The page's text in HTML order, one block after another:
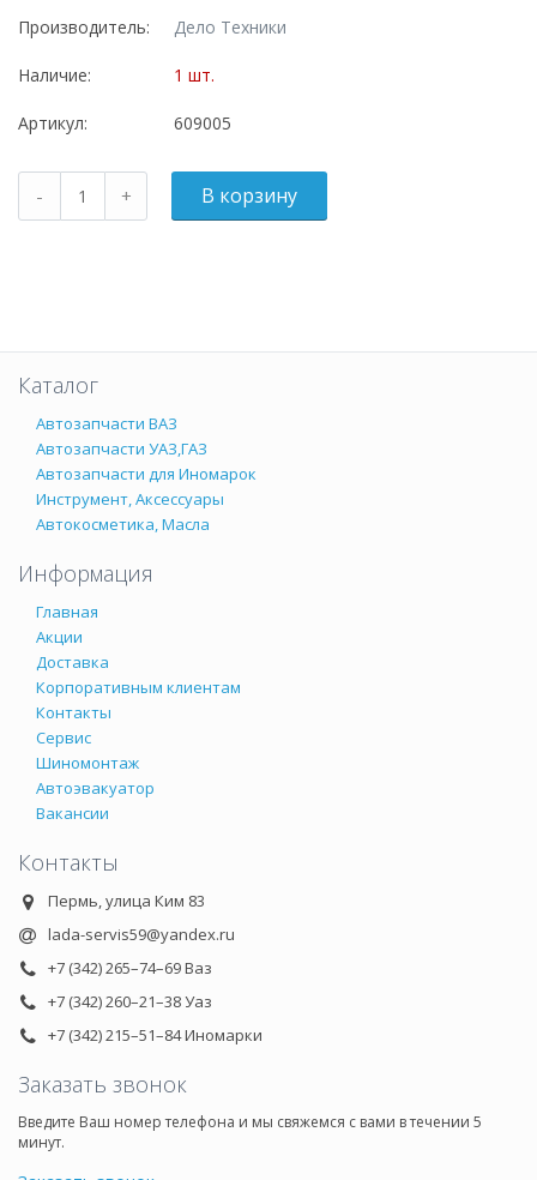
Производитель: Дело Техники
Наличие: 1 шт.
Артикул: 609005
Каталог
Автозапчасти ВАЗ
Автозапчасти УАЗ,ГАЗ
Автозапчасти для Иномарок
Инструмент, Аксессуары
Автокосметика, Масла
Информация
Главная
Акции
Доставка
Корпоративным клиентам
Контакты
Сервис
Шиномонтаж
Автоэвакуатор
Вакансии
Контакты
Пермь, улица Ким 83
lada-servis59@yandex.ru
+7 (342) 265–74–69 Ваз
+7 (342) 260–21–38 Уаз
+7 (342) 215–51–84 Иномарки
Заказать звонок
Введите Ваш номер телефона и мы свяжемся с вами в течении 5
минут.